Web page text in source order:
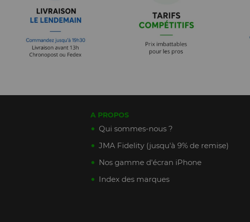
A PROPOS
Qui sommes-nous ?
JMA Fidelity (jusqu'à 9% de remise)
Nos gamme d'écran iPhone
Index des marques